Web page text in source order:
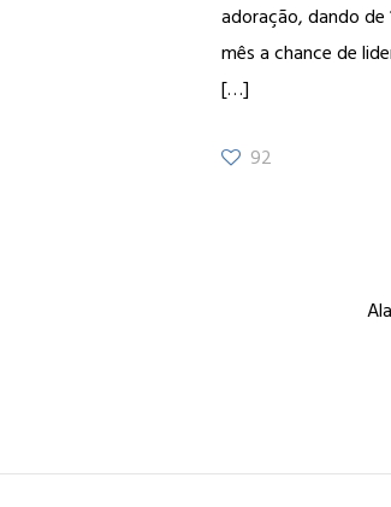
adoração, dando
mês a chance de
[…]
92